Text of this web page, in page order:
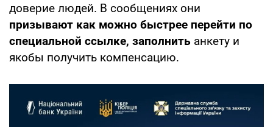
доверие людей. В сообщениях они
призывают как можно быстрее перейти по
специальной ссылке, заполнить анкету и
якобы получить компенсацию.